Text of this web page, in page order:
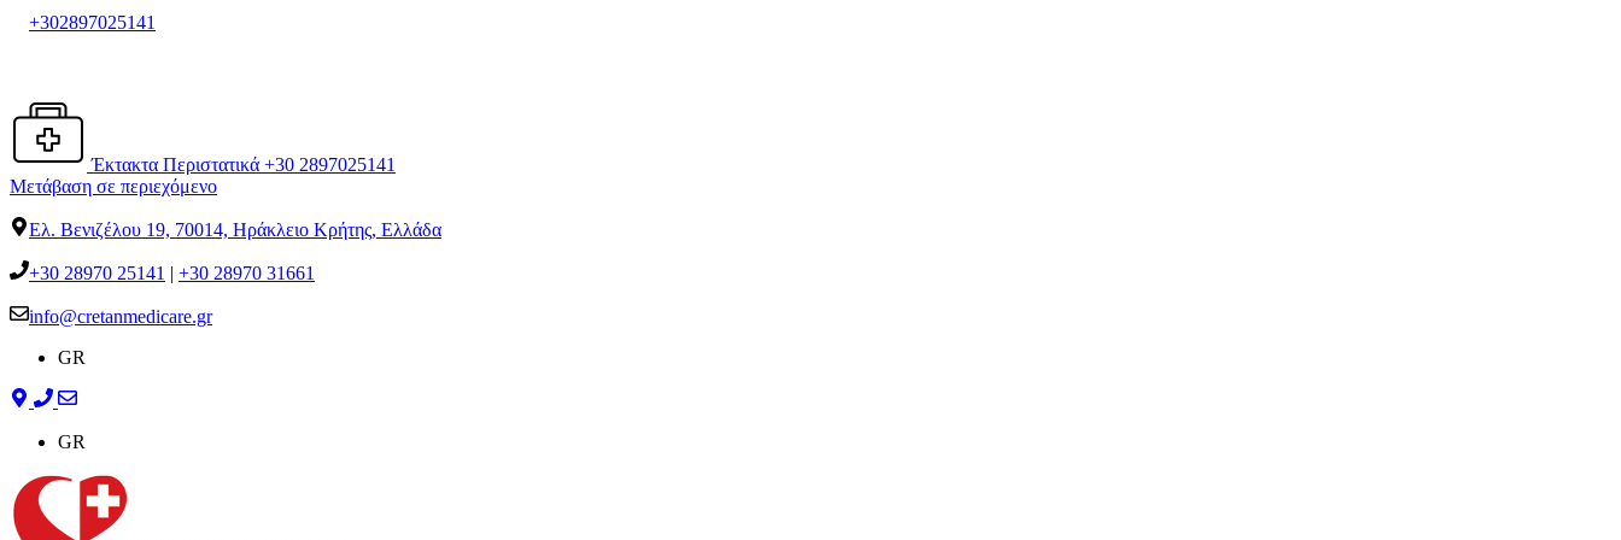
+302897025141
Έκτακτα Περιστατικά +30 2897025141
Μετάβαση σε περιεχόμενο
Ελ. Βενιζέλου 19, 70014, Ηράκλειο Κρήτης, Ελλάδα
+30 28970 25141 | +30 28970 31661
info@cretanmedicare.gr
GR
GR